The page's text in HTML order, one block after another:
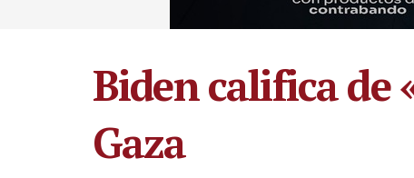
Biden califica de
Gaza